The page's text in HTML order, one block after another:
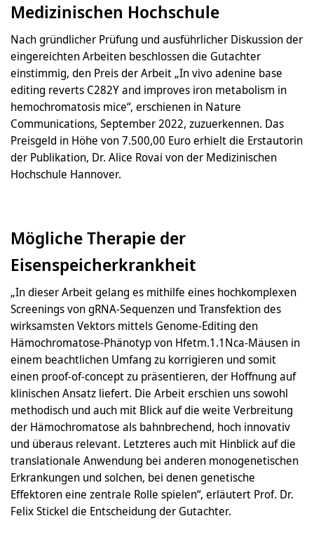
Medizinischen Hochschule
Nach gründlicher Prüfung und ausführlicher Diskussion der
eingereichten Arbeiten beschlossen die Gutachter
einstimmig, den Preis der Arbeit „In vivo adenine base
editing reverts C282Y and improves iron metabolism in
hemochromatosis mice“, erschienen in Nature
Communications, September 2022, zuzuerkennen. Das
Preisgeld in Höhe von 7.500,00 Euro erhielt die Erstautorin
der Publikation, Dr. Alice Rovai von der Medizinischen
Hochschule Hannover.
Mögliche Therapie der
Eisenspeicherkrankheit
„In dieser Arbeit gelang es mithilfe eines hochkomplexen
Screenings von gRNA-Sequenzen und Transfektion des
wirksamsten Vektors mittels Genome-Editing den
Hämochromatose-Phänotyp von Hfetm.1.1Nca-Mäusen in
einem beachtlichen Umfang zu korrigieren und somit
einen proof-of-concept zu präsentieren, der Hoffnung auf
klinischen Ansatz liefert. Die Arbeit erschien uns sowohl
methodisch und auch mit Blick auf die weite Verbreitung
der Hämochromatose als bahnbrechend, hoch innovativ
und überaus relevant. Letzteres auch mit Hinblick auf die
translationale Anwendung bei anderen monogenetischen
Erkrankungen und solchen, bei denen genetische
Effektoren eine zentrale Rolle spielen“, erläutert Prof. Dr.
Felix Stickel die Entscheidung der Gutachter.